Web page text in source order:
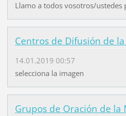
Llamo a todos vosotros/ustedes
Centros de Difusión de
14.01.2019 00:57
selecciona la imagen
Grupos de Oración de la